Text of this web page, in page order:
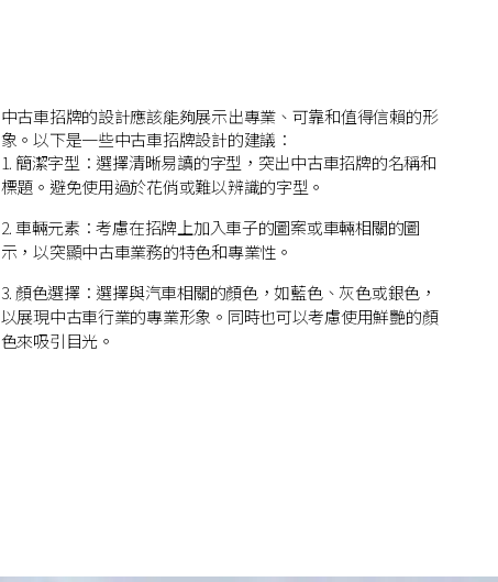
中古車招牌的設計應該能夠展示出專業、可靠和值得信賴的形
象。以下是一些中古車招牌設計的建議：
1. 簡潔字型：選擇清晰易讀的字型，突出中古車招牌的名稱和
標題。避免使用過於花俏或難以辨識的字型。
2. 車輛元素：考慮在招牌上加入車子的圖案或車輛相關的圖
示，以突顯中古車業務的特色和專業性。
3. 顏色選擇：選擇與汽車相關的顏色，如藍色、灰色或銀色，
以展現中古車行業的專業形象。同時也可以考慮使用鮮艷的顏
色來吸引目光。